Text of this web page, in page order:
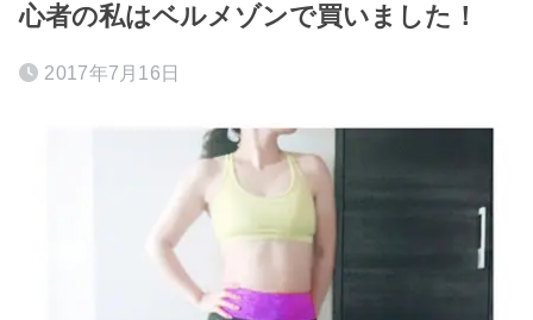
心者の私はベルメゾンで買いました！
2017年7月16日